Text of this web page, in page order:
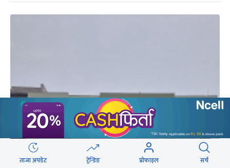
ताजा अपडेट ट्रेन्डिङ प्रोफाइल सर्च